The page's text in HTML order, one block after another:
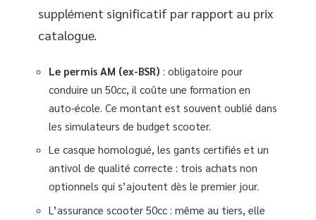
supplément significatif par rapport au prix
catalogue.
Le permis AM (ex-BSR) : obligatoire pour
conduire un 50cc, il coûte une formation en
auto-école. Ce montant est souvent oublié dans
les simulateurs de budget scooter.
Le casque homologué, les gants certifiés et un
antivol de qualité correcte : trois achats non
optionnels qui s’ajoutent dès le premier jour.
L’assurance scooter 50cc : même au tiers, elle